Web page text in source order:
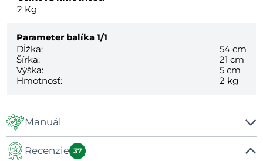
2 Kg
Parameter balíka 1/1
Dĺžka:
54 cm
Šírka:
21 cm
Výška:
5 cm
Hmotnosť:
2 kg
Manuál
Manuál
Recenzie 37